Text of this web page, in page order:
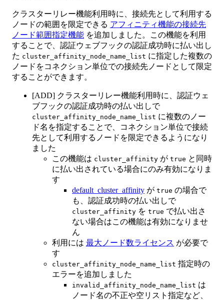
クラスターリレー機能利用時に、接続先として利用する
ノードの範囲を限定できる アフィニティ機能の接続先
ノード範囲指定機能 を追加しました。この機能を利用
することで、認証ウェブフックの認証成功時に払い出し
た cluster_affinity_node_name_list に指定した複数の
ノードをコネクション単位での接続先ノードとして限定
することができます。
[ADD] クラスターリレー機能利用時に、認証ウェ
ブフックの認証成功時の払い出しで
cluster_affinity_node_name_list に複数のノー
ド名を指定することで、コネクション単位で接続
先として利用するノードを限定できるようになり
ました
この機能は cluster_affinity が true と同時
に払い出されている場合にのみ有効になりま
す
default_cluster_affinity が true の場合で
も、認証成功時の払い出しで
cluster_affinity を true で払い出さ
ない場合はこの機能は有効になりませ
ん
利用には 最大ノード数ライセンス が必要で
す
cluster_affinity_node_name_list 指定時の
エラーを追加しました
invalid_affinity_node_name_list は
ノード名の不正や空リスト指定など、